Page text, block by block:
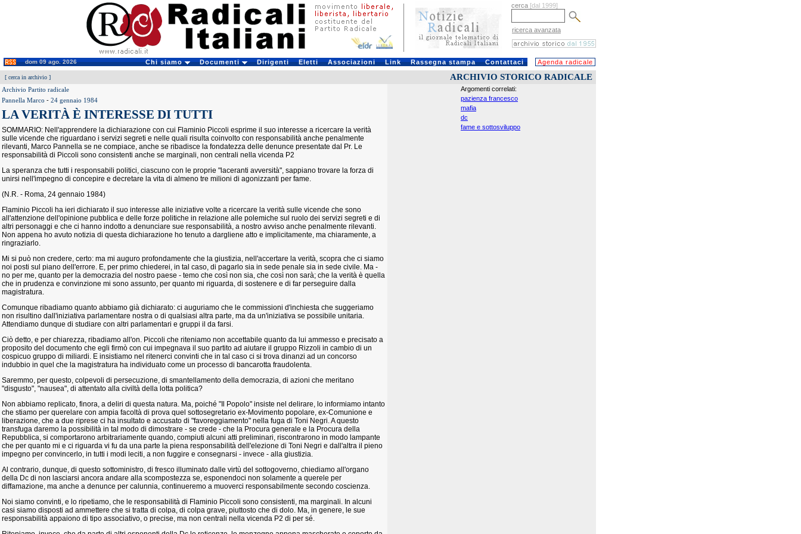
cerca [dal 1999]
ricerca avanzata
dom 09 ago. 2026 Chi siamo Documenti Dirigenti Eletti Associazioni Link Rassegna stampa Contattaci Agenda radicale
[ cerca in archivio ] ARCHIVIO STORICO RADICALE
Archivio Partito radicale
Pannella Marco - 24 gennaio 1984
LA VERITÀ È INTERESSE DI TUTTI
SOMMARIO: Nell'apprendere la dichiarazione con cui Flaminio Piccoli esprime il suo interesse a ricercare la verità
sulle vicende che riguardano i servizi segreti e nelle quali risulta coinvolto con responsabilità anche penalmente
rilevanti, Marco Pannella se ne compiace, anche se ribadisce la fondatezza delle denunce presentate dal Pr. Le
responsabilità di Piccoli sono consistenti anche se marginali, non centrali nella vicenda P2
La speranza che tutti i responsabili politici, ciascuno con le proprie "laceranti avversità", sappiano trovare la forza di
unirsi nell'impegno di concepire e decretare la vita di almeno tre milioni di agonizzanti per fame.
(N.R. - Roma, 24 gennaio 1984)
Flaminio Piccoli ha ieri dichiarato il suo interesse alle iniziative volte a ricercare la verità sulle vicende che sono
all'attenzione dell'opinione pubblica e delle forze politiche in relazione alle polemiche sul ruolo dei servizi segreti e di
altri personaggi e che ci hanno indotto a denunciare sue responsabilità, a nostro avviso anche penalmente rilevanti.
Non appena ho avuto notizia di questa dichiarazione ho tenuto a dargliene atto e implicitamente, ma chiaramente, a
ringraziarlo.
Mi si può non credere, certo: ma mi auguro profondamente che la giustizia, nell'accertare la verità, scopra che ci siamo
noi posti sul piano dell'errore. E, per primo chiederei, in tal caso, di pagarlo sia in sede penale sia in sede civile. Ma -
no per me, quanto per la democrazia del nostro paese - temo che così non sia, che così non sarà; che la verità è quella
che in prudenza e convinzione mi sono assunto, per quanto mi riguarda, di sostenere e di far perseguire dalla
magistratura.
Comunque ribadiamo quanto abbiamo già dichiarato: ci auguriamo che le commissioni d'inchiesta che suggeriamo
non risultino dall'iniziativa parlamentare nostra o di qualsiasi altra parte, ma da un'iniziativa se possibile unitaria.
Attendiamo dunque di studiare con altri parlamentari e gruppi il da farsi.
Ciò detto, e per chiarezza, ribadiamo all'on. Piccoli che riteniamo non accettabile quanto da lui ammesso e precisato a
proposito del documento che egli firmò con cui impegnava il suo partito ad aiutare il gruppo Rizzoli in cambio di un
cospicuo gruppo di miliardi. E insistiamo nel ritenerci convinti che in tal caso ci si trova dinanzi ad un concorso
indubbio in quel che la magistratura ha individuato come un processo di bancarotta fraudolenta.
Saremmo, per questo, colpevoli di persecuzione, di smantellamento della democrazia, di azioni che meritano
"disgusto", "nausea", di attentato alla civiltà della lotta politica?
Non abbiamo replicato, finora, a deliri di questa natura. Ma, poiché "Il Popolo" insiste nel delirare, lo informiamo intanto
che stiamo per querelare con ampia facoltà di prova quel sottosegretario ex-Movimento popolare, ex-Comunione e
liberazione, che a due riprese ci ha insultato e accusato di "favoreggiamento" nella fuga di Toni Negri. A questo
transfuga daremo la possibilità in tal modo di dimostrare - se crede - che la Procura generale e la Procura della
Repubblica, si comportarono arbitrariamente quando, compiuti alcuni atti preliminari, riscontrarono in modo lampante
che per quanto mi e ci riguarda vi fu da una parte la piena responsabilità dell'elezione di Toni Negri e dall'altra il pieno
impegno per convincerlo, in tutti i modi leciti, a non fuggire e consegnarsi - invece - alla giustizia.
Al contrario, dunque, di questo sottoministro, di fresco illuminato dalle virtù del sottogoverno, chiediamo all'organo
della Dc di non lasciarsi ancora andare alla scompostezza se, esponendoci non solamente a querele per
diffamazione, ma anche a denunce per calunnia, continueremo a muoverci responsabilmente secondo coscienza.
Noi siamo convinti, e lo ripetiamo, che le responsabilità di Flaminio Piccoli sono consistenti, ma marginali. In alcuni
casi siamo disposti ad ammettere che si tratta di colpa, di colpa grave, piuttosto che di dolo. Ma, in genere, le sue
responsabilità appaiono di tipo associativo, o precise, ma non centrali nella vicenda P2 di per sé.
Argomenti correlati:
pazienza francesco
mafia
dc
fame e sottosviluppo